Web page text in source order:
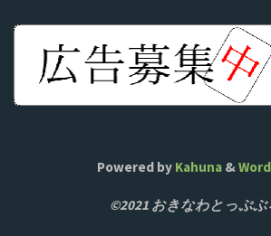
Powered by Kahuna &
©2021 おきなわとっぷ